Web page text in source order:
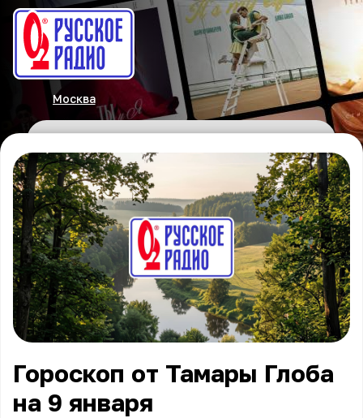
Москва
Гороскоп от Тамары Глоба
на 9 января